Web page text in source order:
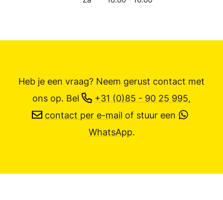
Heb je een vraag? Neem gerust contact met
ons op. Bel +31 (0)85 - 90 25 995,
contact per e-mail of stuur een
WhatsApp.